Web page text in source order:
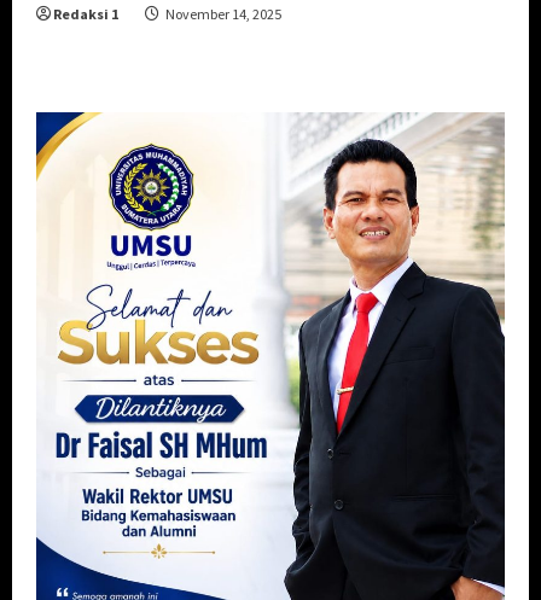
Redaksi 1 November 14, 2025